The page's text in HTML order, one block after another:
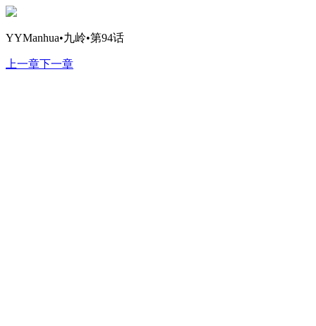
YYManhua•九岭•第94话
上一章下一章